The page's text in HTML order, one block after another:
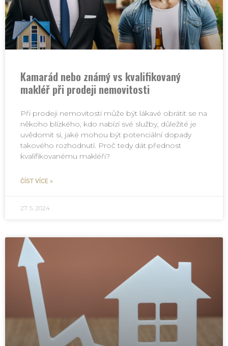
Kamarád nebo známý vs kvalifikovaný
makléř při prodeji nemovitosti
Při prodeji nemovitosti může být lákavé obrátit se na
někoho blízkého, kdo nabízí své služby, důležité je
uvědomit si, jaké mohou být potenciální dopady
takového rozhodnutí. Proč tedy dát přednost
kvalifikovanému makléři?
ČÍST VÍCE »
27. 5. 2024